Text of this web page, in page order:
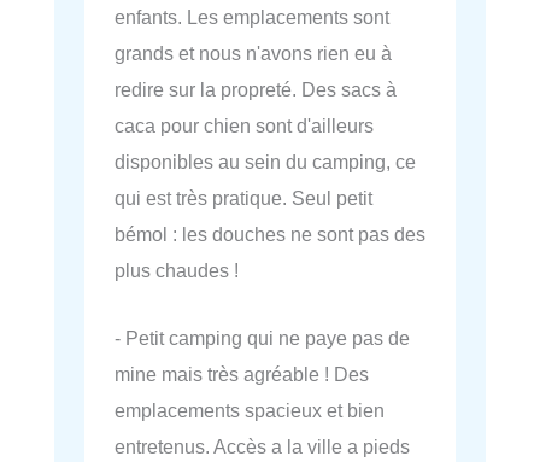
enfants. Les emplacements sont
grands et nous n'avons rien eu à
redire sur la propreté. Des sacs à
caca pour chien sont d'ailleurs
disponibles au sein du camping, ce
qui est très pratique. Seul petit
bémol : les douches ne sont pas des
plus chaudes !
- Petit camping qui ne paye pas de
mine mais très agréable ! Des
emplacements spacieux et bien
entretenus. Accès a la ville a pieds